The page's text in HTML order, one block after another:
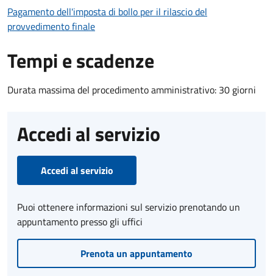
Pagamento dell'imposta di bollo per il rilascio del
provvedimento finale
Tempi e scadenze
Durata massima del procedimento amministrativo: 30 giorni
Accedi al servizio
Accedi al servizio
Puoi ottenere informazioni sul servizio prenotando un
appuntamento presso gli uffici
Prenota un appuntamento